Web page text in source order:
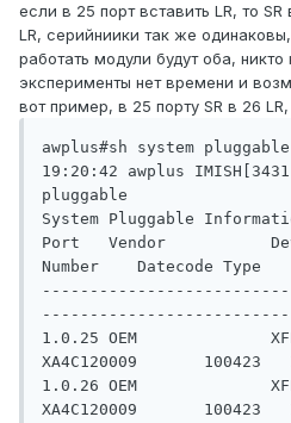
если в 25 порт вставить LR, то
LR, серийниики так же
работать модули будут оба,
эксперименты нет времени и
вот пример, в 25 порту SR в 26
awplus#sh system pluggable
19:20:42 awplus
pluggable
System Pluggable
Port   Vendor
Number    Datecode Type
1.0.25 OEM
XA4C120009       100423
1.0.26 OEM
XA4C120009       100423